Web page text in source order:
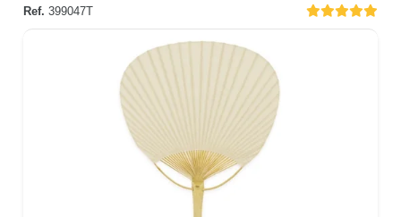
Ref. 399047T